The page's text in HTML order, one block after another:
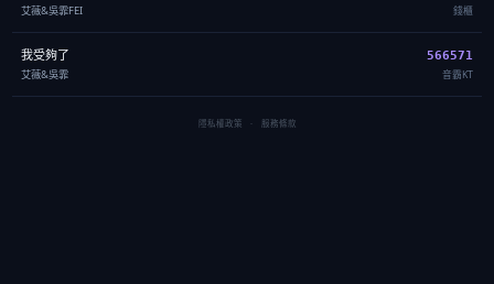
艾薇&吳霏FEI 錢櫃
我受夠了
艾薇&吳霏
566571
音霸KT
隱私權政策 · 服務條款